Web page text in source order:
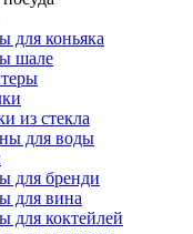
для коньяка
шале
из стекла
для воды
для бренди
для вина
для коктейлей